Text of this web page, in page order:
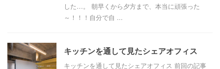
した…。 朝早くから夕方まで、本当に頑張った
～！！！自分で自 ...
キッチンを通して見たシェアオフィス
キッチンを通して見たシェアオフィス 前回の記事